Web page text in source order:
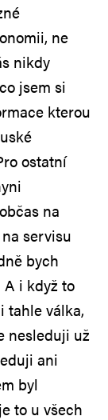
ne
nikdy
jsem si
kterou
ostatní
na
servisu
bych
A i když to
tahle válka,
nesleduji už
ani
byl
to u všech